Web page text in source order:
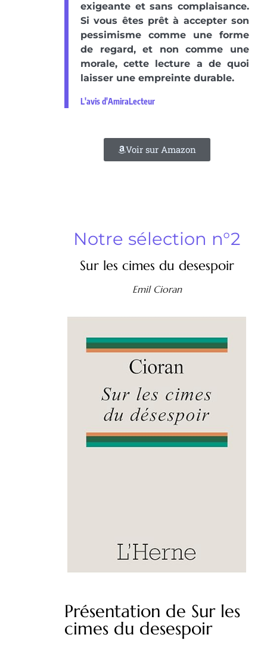
exigeante et sans complaisance.
Si vous êtes prêt à accepter son
pessimisme comme une forme
de regard, et non comme une
morale, cette lecture a de quoi
laisser une empreinte durable.
L'avis d'AmiraLecteur
Voir sur Amazon
Notre sélection n°2
Sur les cimes du desespoir
Emil Cioran
Présentation de Sur les
cimes du desespoir